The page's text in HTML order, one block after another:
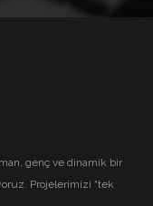
genç ve dinamik bir
Projelerimizi “tek